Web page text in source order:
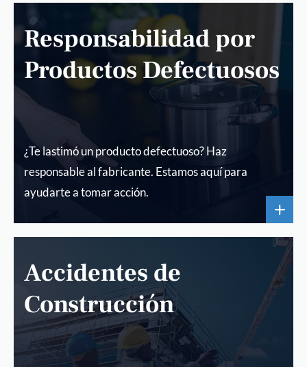
Responsabilidad por
Productos Defectuosos
¿Te lastimó un producto defectuoso? Haz
responsable al fabricante. Estamos aquí para
ayudarte a tomar acción.
Accidentes de
Construcción